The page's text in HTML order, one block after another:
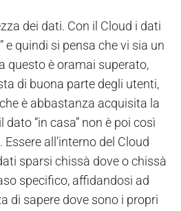
dei dati. Con il Cloud i dati
e quindi si pensa che vi sia un
questo è oramai superato,
di buona parte degli utenti,
è abbastanza acquisita la
“in casa” non è poi così
all’interno del Cloud
sparsi chissà dove o chissà
specifico, affidandosi ad
di sapere dove sono i propri